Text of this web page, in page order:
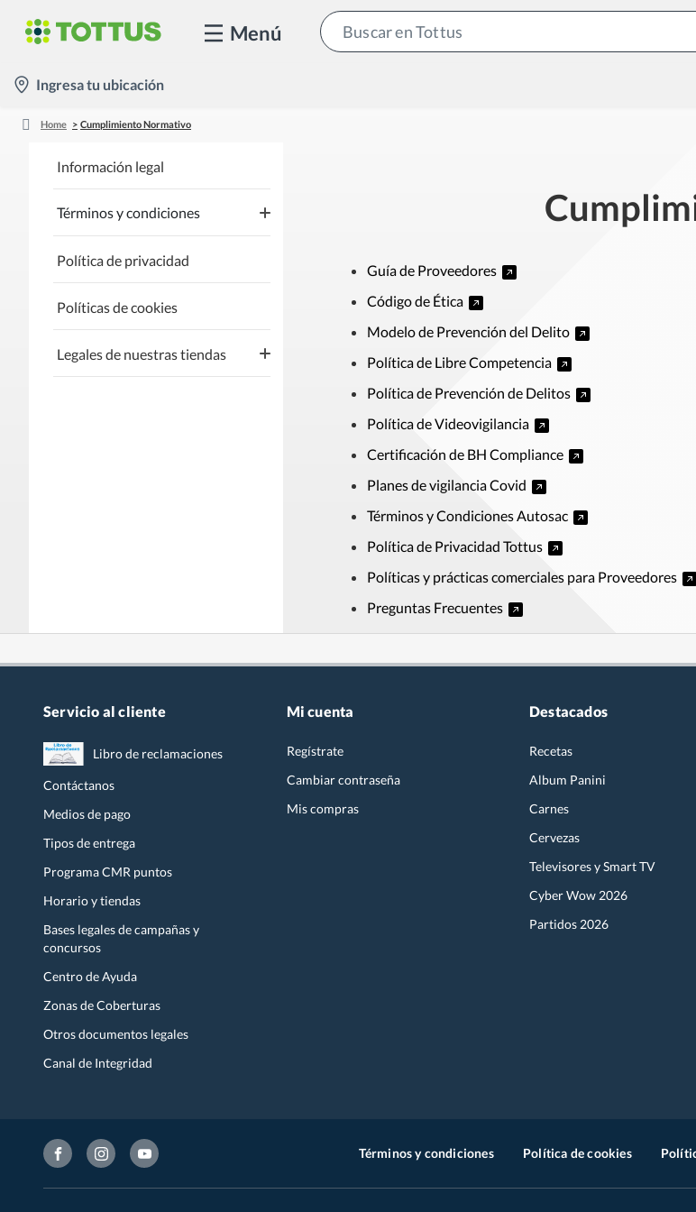
Menú
location-
Ingresa tu ubicación
Home Cumplimiento Normativo
Información legal
Términos y condiciones
Cuenta f
Política de privacidad
Políticas de cookies
Legales de nuestras tiendas
Guía de Proveedores
Código de Ética
Modelo de Prevención del Delito
Política de Libre Competencia
Política de Prevención de Delitos
Política de Videovigilancia
Certificación de BH Compliance
Planes de vigilancia Covid
Términos y Condiciones Autosac
Política de Privacidad Tottus
Políticas y prácticas comerciales para Proveedores
Preguntas Frecuentes
Servicio al cliente
Libro de reclamaciones
Contáctanos
Medios de pago
Tipos de entrega
Programa CMR puntos
Horario y tiendas
Bases legales de campañas y
concursos
Centro de Ayuda
Zonas de Coberturas
Otros documentos legales
Canal de Integridad
Mi cuenta
Regístrate
Cambiar contraseña
Mis compras
Destacados
Recetas
Album Panini
Carnes
Cervezas
Televisores y Smart TV
Cyber Wow 2026
Partidos 2026
Términos y condiciones Política de cookies